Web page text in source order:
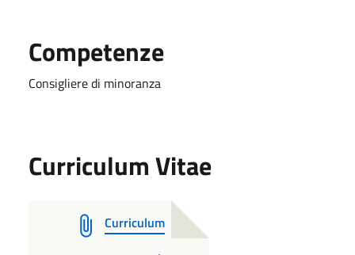
Competenze
Consigliere di minoranza
Curriculum Vitae
Curriculum